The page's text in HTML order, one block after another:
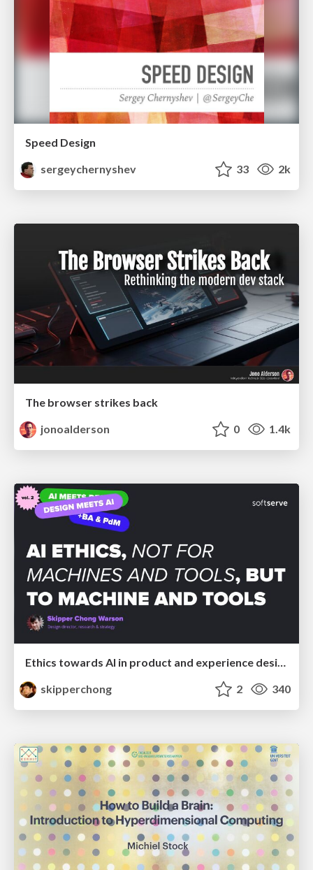
Speed Design
sergeychernyshev
33 2k
The browser strikes back
jonoalderson
0 1.4k
Ethics towards AI in product and experience design
skipperchong
2 340